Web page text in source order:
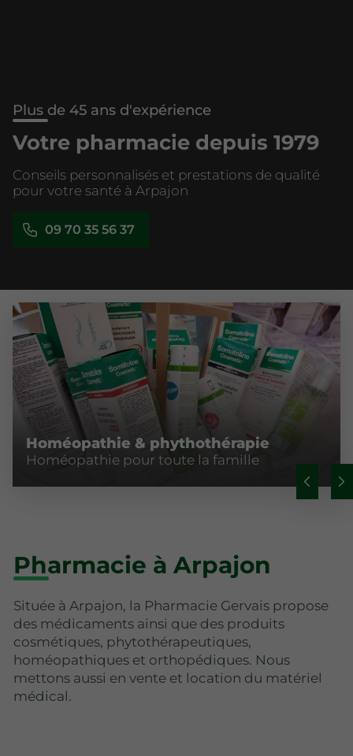
Plus de 45 ans d'expérience
Votre pharmacie depuis 1979
Conseils personnalisés et prestations de qualité
pour votre santé à Arpajon
09 70 35 56 37
Homéopathie & phythothérapie
Homéopathie pour toute la famille
Pharmacie à Arpajon
Située à Arpajon, la Pharmacie Gervais propose
des médicaments ainsi que des produits
cosmétiques, phytothérapeutiques,
homéopathiques et orthopédiques. Nous
mettons aussi en vente et location du matériel
médical.